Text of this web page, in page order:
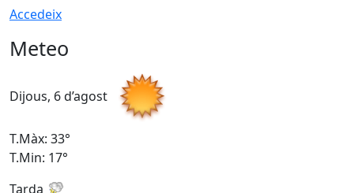
Accedeix
Meteo
Dijous, 6 d’agost
T.Màx: 33°
T.Min: 17°
Tarda